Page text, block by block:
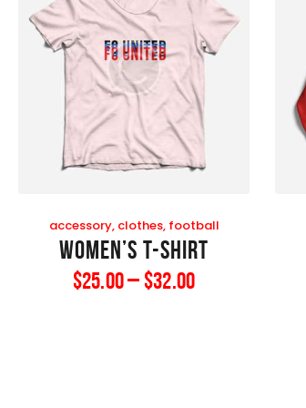
accessory, clothes, football
Women’s T-Shirt
$25.00–$32.00